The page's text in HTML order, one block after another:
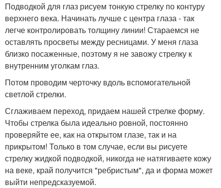
Подводкой для глаз рисуем тонкую стрелку по контуру
верхнего века. Начинать лучше с центра глаза - так
легче контролировать толщину линии! Стараемся не
оставлять просветы между ресницами. У меня глаза
близко посаженные, поэтому я не завожу стрелку к
внутренним уголкам глаз.
Потом проводим черточку вдоль вспомогательной
светлой стрелки.
Сглаживаем переход, придаем нашей стрелке форму.
Чтобы стрелка была идеально ровной, постоянно
проверяйте ее, как на открытом глазе, так и на
прикрытом! Только в том случае, если вы рисуете
стрелку жидкой подводкой, никогда не натягиваете кожу
на веке, край получится "ребристым", да и форма может
выйти непредсказуемой.